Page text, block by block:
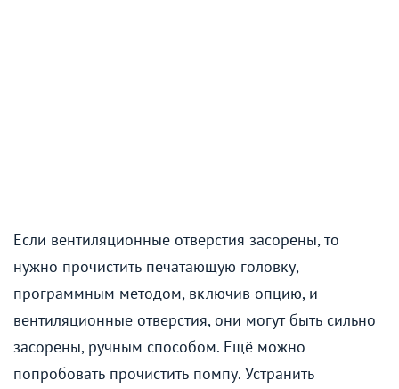
Если вентиляционные отверстия засорены, то
нужно прочистить печатающую головку,
программным методом, включив опцию, и
вентиляционные отверстия, они могут быть сильно
засорены, ручным способом. Ещё можно
попробовать прочистить помпу. Устранить